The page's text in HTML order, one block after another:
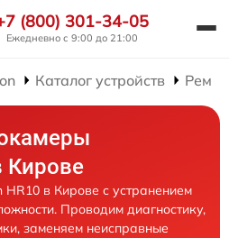
(800) 301-34-05
Ежедневно с 9:00 до 21:00
Каталог устройств
Кирове
в Кирове с устранением
Проводим диагностику,
заменяем неисправные